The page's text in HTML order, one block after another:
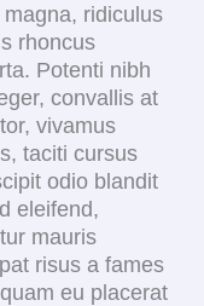
ridiculus
rhoncus
Potenti nibh
convallis at
vivamus
taciti cursus
odio blandit
eleifend,
mauris
risus a fames
eu placerat